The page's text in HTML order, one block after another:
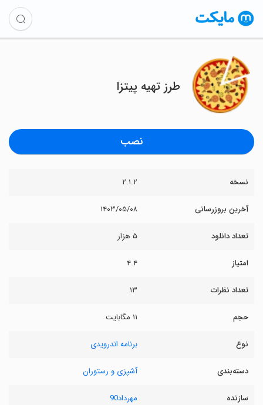
طرز تهیه پیتزا
نصب
نسخه ۲.۱.۲
آخرین بروزرسانی ۱۴۰۳/۰۵/۰۸
تعداد دانلود ۵ هزار
امتیاز ۴.۴
تعداد نظرات ۱۳
حجم ۱۱ مگابایت
نوع برنامه اندرویدی
دسته‌بندی آشپزی و رستوران
سازنده مهرداد90